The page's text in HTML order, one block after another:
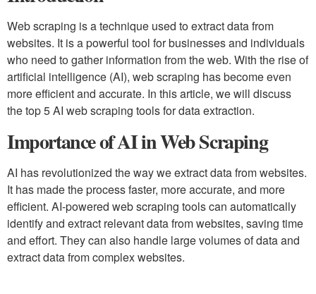
Web scraping is a technique used to extract data from
websites. It is a powerful tool for businesses and individuals
who need to gather information from the web. With the rise of
artificial intelligence (AI), web scraping has become even
more efficient and accurate. In this article, we will discuss
the top 5 AI web scraping tools for data extraction.
Importance of AI in Web Scraping
AI has revolutionized the way we extract data from websites.
It has made the process faster, more accurate, and more
efficient. AI-powered web scraping tools can automatically
identify and extract relevant data from websites, saving time
and effort. They can also handle large volumes of data and
extract data from complex websites.